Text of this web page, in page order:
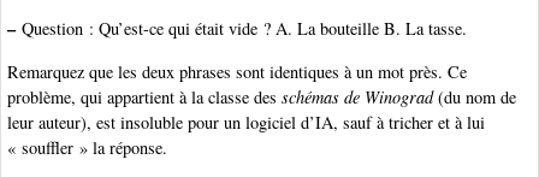
–Question : Qu’est-ce qui était vide ? A. La bouteille B. La tasse.
Remarquez que les deux phrases sont identiques à un mot près. Ce
problème, qui appartient à la classe des schémas de Winograd(du nom de
leur auteur), est insoluble pour un logiciel d’IA, sauf à tricher et à lui
« souffler » la réponse.